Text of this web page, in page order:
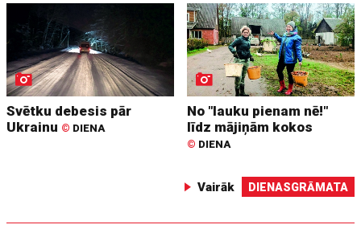
Svētku debesis pār
Ukrainu © DIENA
No "lauku pienam nē!"
līdz mājiņām kokos
© DIENA
Vairāk DIENASGRĀMATA